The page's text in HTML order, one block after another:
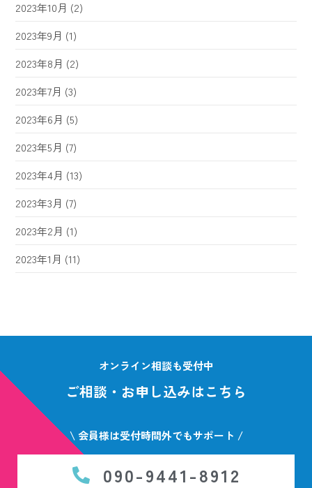
2023年10月 (2)
2023年9月 (1)
2023年8月 (2)
2023年7月 (3)
2023年6月 (5)
2023年5月 (7)
2023年4月 (13)
2023年3月 (7)
2023年2月 (1)
2023年1月 (11)
オンライン相談も受付中
ご相談・お申し込みはこちら
\ 会員様は受付時間外でもサポート /
090-9441-8912